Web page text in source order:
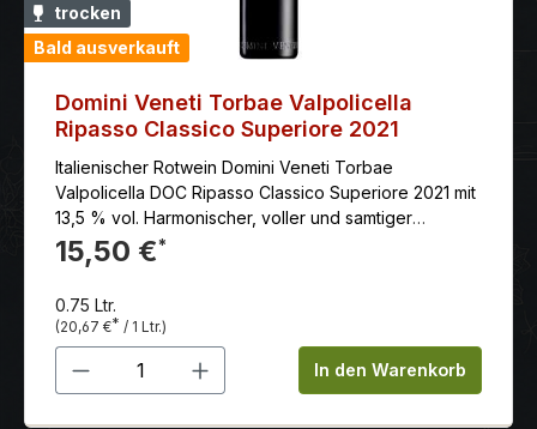
trocken
Bald ausverkauft
Domini Veneti Torbae Valpolicella
Ripasso Classico Superiore 2021
Italienischer Rotwein Domini Veneti Torbae
Valpolicella DOC Ripasso Classico Superiore 2021 mit
13,5 % vol. Harmonischer, voller und samtiger
Geschmack.
15,50 €*
0.75 Ltr.
(20,67 €* / 1 Ltr.)
Produkt Anzahl: Gib denIn den Warenkorb